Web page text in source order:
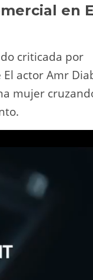
en
criticada por
El actor Amr
mujer